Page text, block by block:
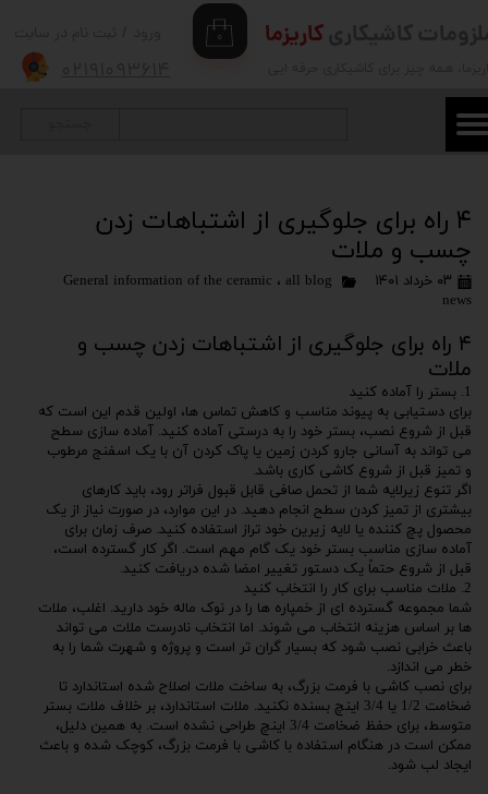
۰
تغییر گذر واژه
سفارشات
کاریزما
۴ راه برای جلوگیری از اشتباهات زدن
چسب و ملات
۰۳ خرداد ۱۴۰۱ General information of the ceramic ، all blog
news
۴ راه برای جلوگیری از اشتباهات زدن چسب و
ملات
1. بستر را آماده کنید
برای دستیابی به پیوند مناسب و کاهش تماس ها، اولین قدم این است که
قبل از شروع نصب، بستر خود را به درستی آماده کنید. آماده سازی سطح
می تواند به آسانی جارو کردن زمین یا پاک کردن آن با یک اسفنج مرطوب
و تمیز قبل از شروع کاشی کاری باشد.
اگر تنوع زیرلایه شما از تحمل صافی قابل قبول فراتر رود، باید کارهای
بیشتری از تمیز کردن سطح انجام دهید. در این موارد، در صورت نیاز از یک
محصول پچ کننده یا لایه زیرین خود تراز استفاده کنید. صرف زمان برای
آماده سازی مناسب بستر خود یک گام مهم است. اگر کار گسترده است،
قبل از شروع حتماً یک دستور تغییر امضا شده دریافت کنید.
2. ملات مناسب برای کار را انتخاب کنید
شما مجموعه گسترده ای از خمپاره ها را در نوک ماله خود دارید. اغلب، ملات
ها بر اساس هزینه انتخاب می شوند. اما انتخاب نادرست ملات می تواند
باعث خرابی نصب شود که بسیار گران تر است و پروژه و شهرت شما را به
خطر می اندازد.
برای نصب کاشی با فرمت بزرگ، به ساخت ملات اصلاح شده استاندارد تا
ضخامت 1/2 یا 3/4 اینچ بسنده نکنید. ملات استاندارد، بر خلاف ملات بستر
متوسط، برای حفظ ضخامت 3/4 اینچ طراحی نشده است. به همین دلیل،
ممکن است در هنگام استفاده با کاشی با فرمت بزرگ، کوچک شده و باعث
ایجاد لب شود.